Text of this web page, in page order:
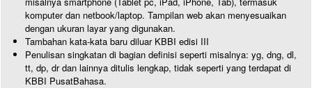
komputer dan netbook/laptop. Tampilan web akan menyesuaikan
dengan ukuran layar yang digunakan.
Tambahan kata-kata baru diluar KBBI edisi III
Penulisan singkatan di bagian definisi seperti misalnya: yg, dng, dl,
tt, dp, dr dan lainnya ditulis lengkap, tidak seperti yang terdapat di
KBBI PusatBahasa.